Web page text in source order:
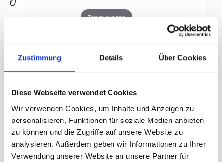
Zustimmung Details Über Cookies
Diese Webseite verwendet Cookies
Wir verwenden Cookies, um Inhalte und Anzeigen zu
personalisieren, Funktionen für soziale Medien anbieten
zu können und die Zugriffe auf unsere Website zu
analysieren. Außerdem geben wir Informationen zu Ihrer
Verwendung unserer Website an unsere Partner für
Tap to expand
Angola, 200 x 300 cm
Lieferzeit Tage:ca. 5-7 Arbeitstage
318.00 CHF